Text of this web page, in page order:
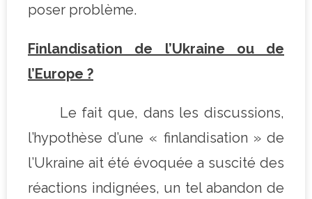
poser problème.
Finlandisation de l’Ukraine ou de
l’Europe ?
Le fait que, dans les discussions,
l’hypothèse d’une « finlandisation » de
l’Ukraine ait été évoquée a suscité des
réactions indignées, un tel abandon de